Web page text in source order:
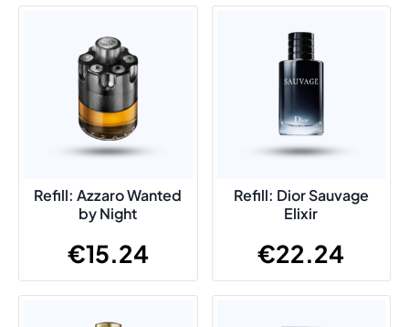
Refill: Azzaro Wanted
by Night
€15.24
Refill: Dior Sauvage
Elixir
€22.24